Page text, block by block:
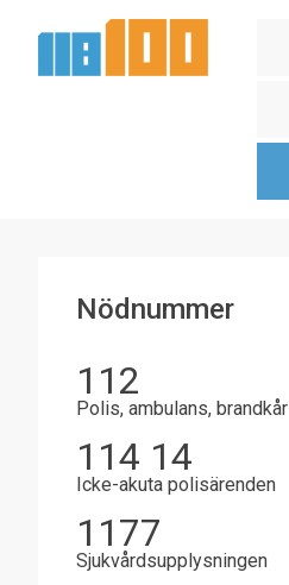
Nödnummer
112
Polis, ambulans, brandkår
114 14
Icke-akuta polisärenden
1177
Sjukvårdsupplysningen